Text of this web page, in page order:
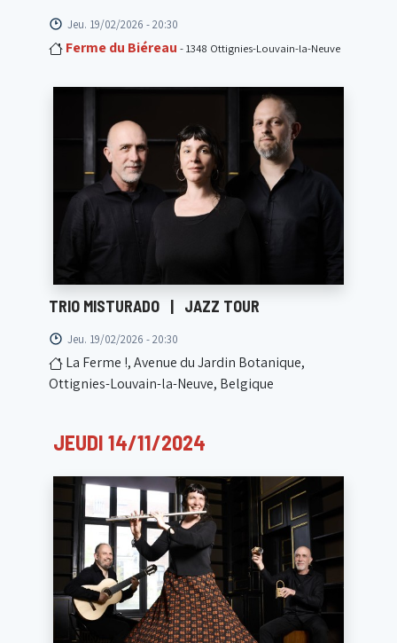
Jeu. 19/02/2026 - 20:30
Ferme du Biéreau - 1348 Ottignies-Louvain-la-Neuve
TRIO MISTURADO | JAZZ TOUR
Jeu. 19/02/2026 - 20:30
La Ferme !, Avenue du Jardin Botanique,
Ottignies-Louvain-la-Neuve, Belgique
JEUDI 14/11/2024